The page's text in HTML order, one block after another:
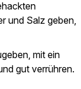
und Salz geben,
mit ein
gut verrühren.